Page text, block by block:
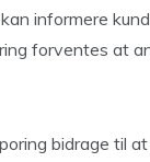
informere
forventes at
bidrage til